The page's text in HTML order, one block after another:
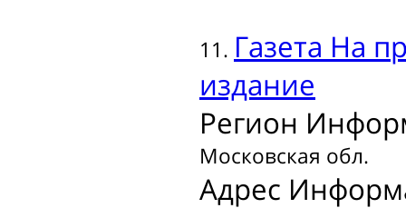
11. Газета На
издание
Регион
Московская обл.
Адрес